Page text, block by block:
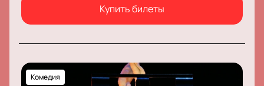
Купить билеты
Комедия